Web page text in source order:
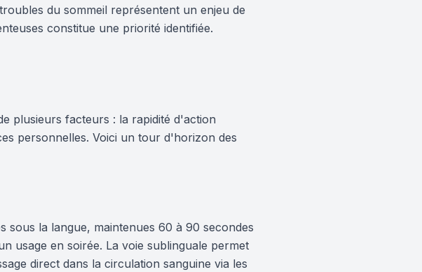
du sommeil représentent un enjeu de
constitue une priorité identifiée.
plusieurs facteurs : la rapidité d'action
personnelles. Voici un tour d'horizon des
sous la langue, maintenues 60 à 90 secondes
usage en soirée. La voie sublinguale permet
direct dans la circulation sanguine via les